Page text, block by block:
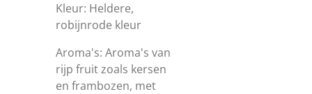
Kleur: Heldere,
robijnrode kleur
Aroma's: Aroma's van
rijp fruit zoals kersen
en frambozen, met